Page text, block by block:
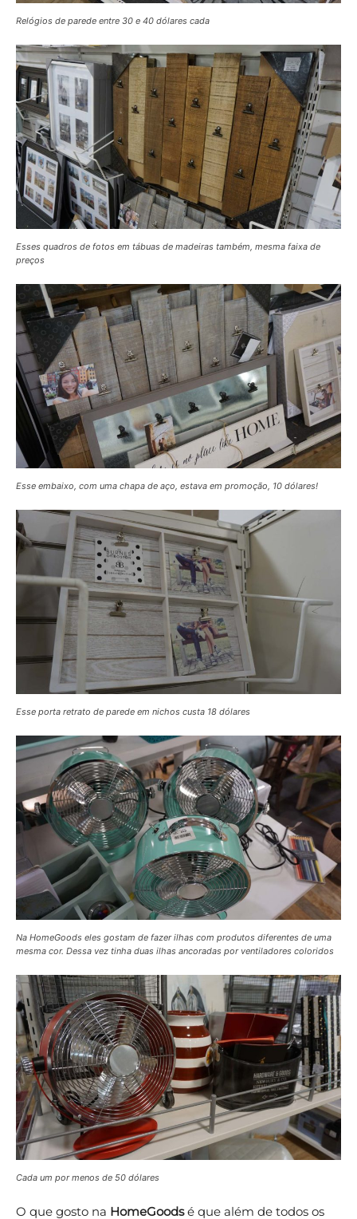
Relógios de parede entre 30 e 40 dólares cada
Esses quadros de fotos em tábuas de madeiras também, mesma faixa de
preços
Esse embaixo, com uma chapa de aço, estava em promoção, 10 dólares!
Esse porta retrato de parede em nichos custa 18 dólares
Na HomeGoods eles gostam de fazer ilhas com produtos diferentes de uma
mesma cor. Dessa vez tinha duas ilhas ancoradas por ventiladores coloridos
Cada um por menos de 50 dólares
O que gosto na HomeGoodsé que além de todos os